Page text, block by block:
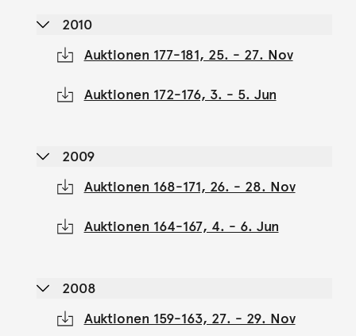
2010
Auktionen 177-181, 25. - 27. Nov
Auktionen 172-176, 3. - 5. Jun
2009
Auktionen 168-171, 26. - 28. Nov
Auktionen 164-167, 4. - 6. Jun
2008
Auktionen 159-163, 27. - 29. Nov